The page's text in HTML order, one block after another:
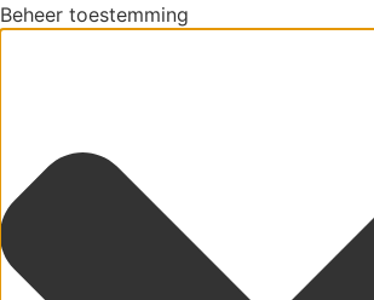
Beheer toestemming